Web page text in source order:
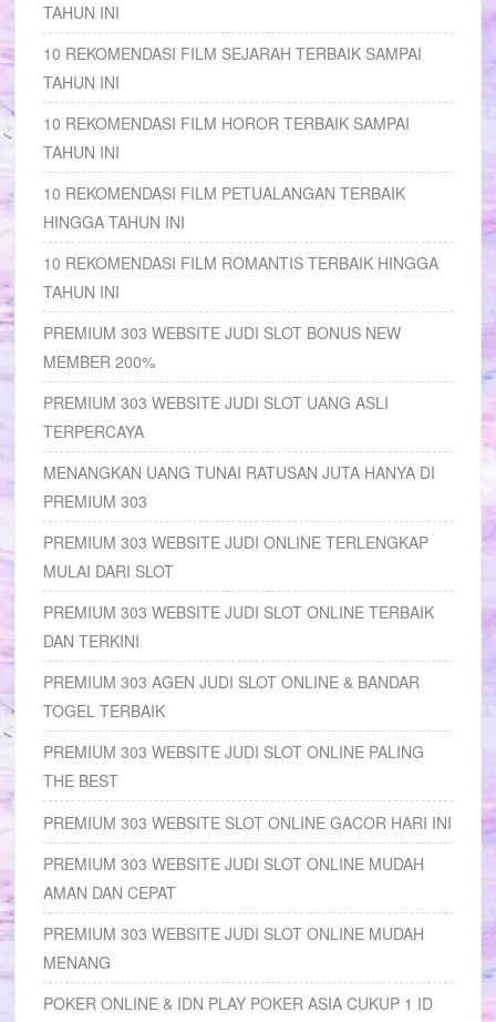
TAHUN INI
10 REKOMENDASI FILM SEJARAH TERBAIK SAMPAI
TAHUN INI
10 REKOMENDASI FILM HOROR TERBAIK SAMPAI
TAHUN INI
10 REKOMENDASI FILM PETUALANGAN TERBAIK
HINGGA TAHUN INI
10 REKOMENDASI FILM ROMANTIS TERBAIK HINGGA
TAHUN INI
PREMIUM 303 WEBSITE JUDI SLOT BONUS NEW
MEMBER 200%
PREMIUM 303 WEBSITE JUDI SLOT UANG ASLI
TERPERCAYA
MENANGKAN UANG TUNAI RATUSAN JUTA HANYA DI
PREMIUM 303
PREMIUM 303 WEBSITE JUDI ONLINE TERLENGKAP
MULAI DARI SLOT
PREMIUM 303 WEBSITE JUDI SLOT ONLINE TERBAIK
DAN TERKINI
PREMIUM 303 AGEN JUDI SLOT ONLINE & BANDAR
TOGEL TERBAIK
PREMIUM 303 WEBSITE JUDI SLOT ONLINE PALING
THE BEST
PREMIUM 303 WEBSITE SLOT ONLINE GACOR HARI INI
PREMIUM 303 WEBSITE JUDI SLOT ONLINE MUDAH
AMAN DAN CEPAT
PREMIUM 303 WEBSITE JUDI SLOT ONLINE MUDAH
MENANG
POKER ONLINE & IDN PLAY POKER ASIA CUKUP 1 ID